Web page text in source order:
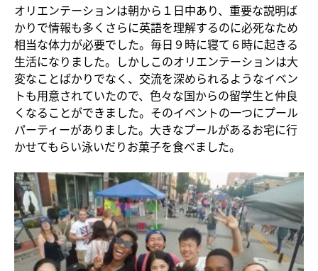
オリエンテーションは朝から１日中あり、重要な説明ば
かりで情報も多くさらに英語を理解するのに必死なため
相当な体力が必要でした。毎日９時に寝て６時に起きる
生活になりました。しかしこのオリエンテーションは大
変なことばかりでなく、交流を深められるようなイベン
トも用意されていたので、色々な国からの留学生と仲良
くなることができました。そのイベントの一つにプール
パーティーがありました。大きなプールがあるお宅に行
かせてもらい泳いだりお菓子を食べました。